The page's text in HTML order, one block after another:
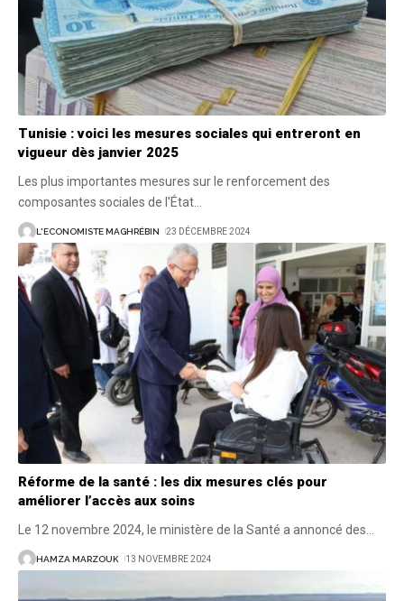
Tunisie : voici les mesures sociales qui entreront en
vigueur dès janvier 2025
Les plus importantes mesures sur le renforcement des
composantes sociales de l'État…
L'ECONOMISTE MAGHRÉBIN 23 DÉCEMBRE 2024
Réforme de la santé : les dix mesures clés pour
améliorer l’accès aux soins
Le 12 novembre 2024, le ministère de la Santé a annoncé des
HAMZA MARZOUK 13 NOVEMBRE 2024